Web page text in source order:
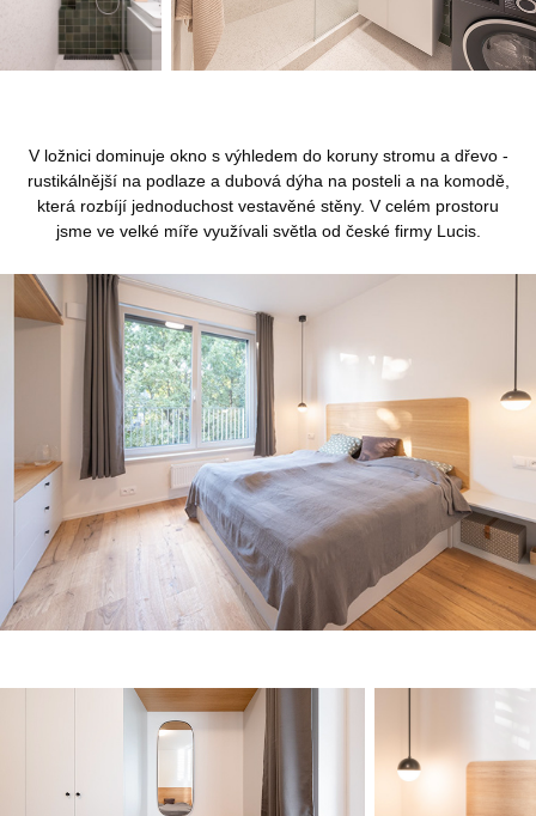
V ložnici dominuje okno s výhledem do koruny stromu a dřevo -
rustikálnější na podlaze a dubová dýha na posteli a na komodě,
která rozbíjí jednoduchost vestavěné stěny. V celém prostoru
jsme ve velké míře využívali světla od české firmy Lucis.